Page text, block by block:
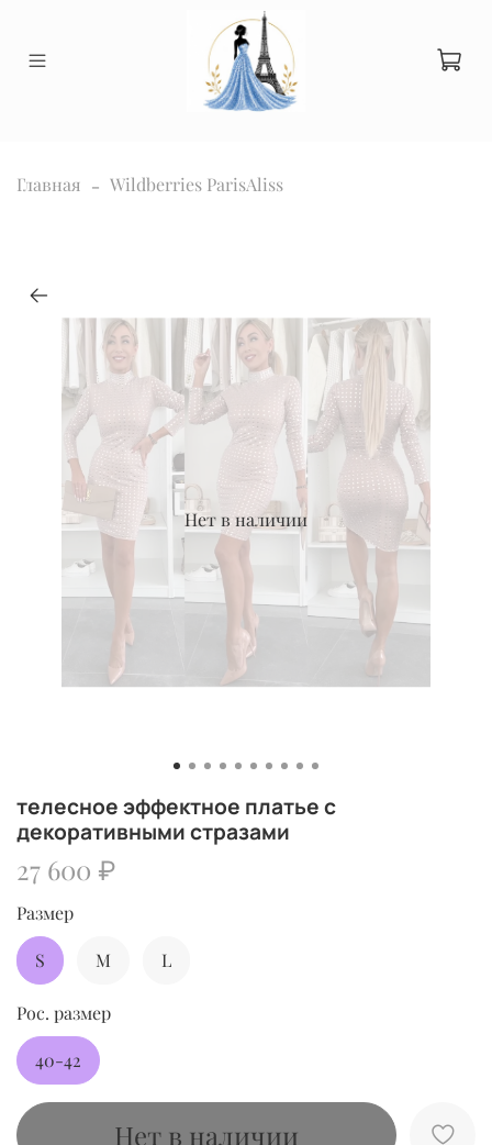
Главная Wildberries ParisAliss
Нет в наличии
телесное эффектное платье с
декоративными стразами
27 600 ₽
Нет в наличии
Размер
S M L
Рос. размер
40-42